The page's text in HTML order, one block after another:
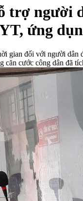
người
ứng
gian đối với người
cước công dân đã